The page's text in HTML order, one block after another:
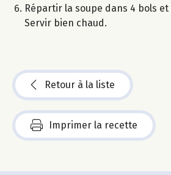
Répartir la soupe dans 4 bols
Servir bien chaud.
Retour à la liste
Imprimer la recette